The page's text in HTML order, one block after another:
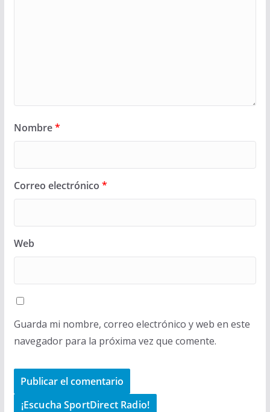
Nombre*
Correo electrónico *
Web
Guarda mi nombre, correo electrónico y web en este
navegador para la próxima vez que comente.
¡Escucha SportDirect Radio!